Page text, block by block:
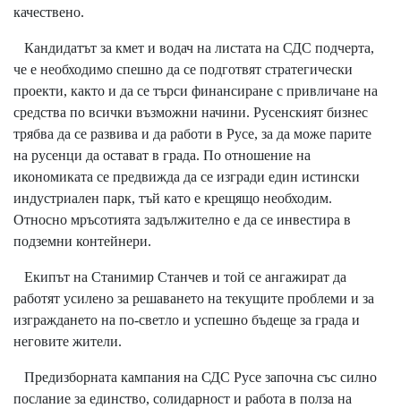
качествено.
Кандидатът за кмет и водач на листата на СДС подчерта,
че е необходимо спешно да се подготвят стратегически
проекти, както и да се търси финансиране с привличане на
средства по всички възможни начини. Русенският бизнес
трябва да се развива и да работи в Русе, за да може парите
на русенци да остават в града. По отношение на
икономиката се предвижда да се изгради един истински
индустриален парк, тъй като е крещящо необходим.
Относно мръсотията задължително е да се инвестира в
подземни контейнери.
Екипът на Станимир Станчев и той се ангажират да
работят усилено за решаването на текущите проблеми и за
изграждането на по-светло и успешно бъдеще за града и
неговите жители.
Предизборната кампания на СДС Русе започна със силно
послание за единство, солидарност и работа в полза на